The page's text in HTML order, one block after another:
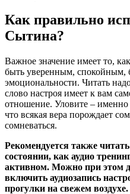
Как правильно
Сытина?
Важное значение имеет то,
быть уверенным, спокойным,
эмоциональности. Читать
слово настроя имеет к вам
отношение. Уловите – именно
что всякая вера порождает
сомневаться.
Рекомендуется также
состоянии, как аудио
активном. Можно при этом
включить аудиозапись
прогулки на свежем воздухе.